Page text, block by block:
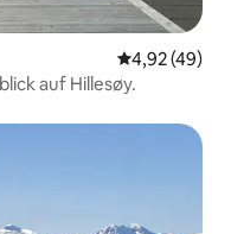
4,92 (49)
auf Hillesøy.